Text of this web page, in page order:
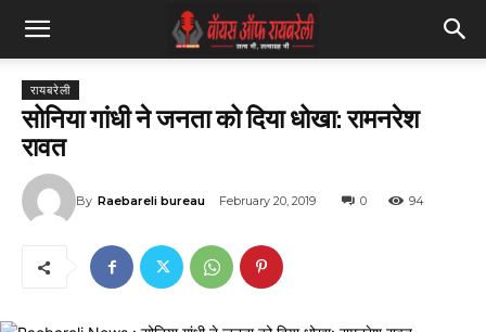
रायबरेली
सोनिया गांधी ने जनता को दिया धोखा: रामनरेश
रावत
By Raebareli bureau February 20, 2019 0 94